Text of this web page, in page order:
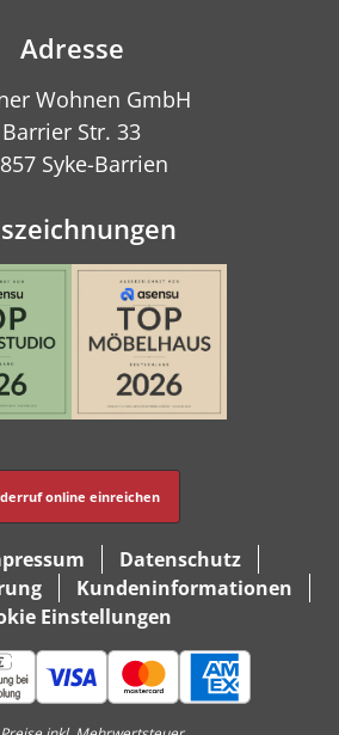
Adresse
Wohnen GmbH
Barrier Str. 33
Syke-Barrien
online einreichen
Datenschutz
Kundeninformationen
Einstellungen